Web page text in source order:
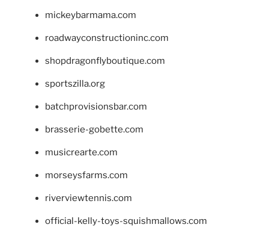
mickeybarmama.com
roadwayconstructioninc.com
shopdragonflyboutique.com
sportszilla.org
batchprovisionsbar.com
brasserie-gobette.com
musicrearte.com
morseysfarms.com
riverviewtennis.com
official-kelly-toys-squishmallows.com